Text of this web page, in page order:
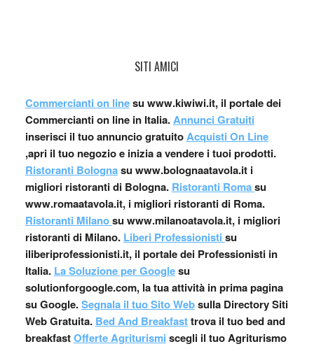
SITI AMICI
Commercianti on linesu www.kiwiwi.it, il portale dei
Commercianti on line in Italia.Annunci Gratuiti
inserisci il tuo annuncio gratuitoAcquisti On Line
,apri il tuo negozio e inizia a vendere i tuoi prodotti.
Ristoranti Bolognasu www.bolognaatavola.it i
migliori ristoranti di Bologna. Ristoranti Romasu
www.romaatavola.it, i migliori ristoranti di Roma.
Ristoranti Milanosu www.milanoatavola.it, i migliori
ristoranti di Milano. Liberi Professionisti su
iliberiprofessionisti.it, il portale dei Professionisti in
Italia. La Soluzione per Googlesu
solutionforgoogle.com, la tua attività in prima pagina
su Google.Segnala il tuo Sito Websulla Directory Siti
Web Gratuita. Bed And Breakfasttrova il tuo bed and
breakfastOfferte Agriturismi scegli il tuo Agriturismo